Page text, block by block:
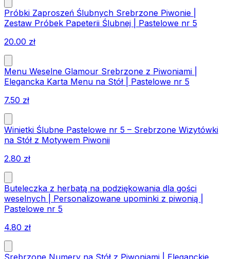
Próbki Zaproszeń Ślubnych Srebrzone Piwonie |
Zestaw Próbek Papeterii Ślubnej | Pastelowe nr 5
20.00 zł
Menu Weselne Glamour Srebrzone z Piwoniami |
Elegancka Karta Menu na Stół | Pastelowe nr 5
7.50 zł
Winietki Ślubne Pastelowe nr 5 – Srebrzone Wizytówki
na Stół z Motywem Piwonii
2.80 zł
Buteleczka z herbatą na podziękowania dla gości
weselnych | Personalizowane upominki z piwonią |
Pastelowe nr 5
4.80 zł
Srebrzone Numery na Stół z Piwoniami | Eleganckie